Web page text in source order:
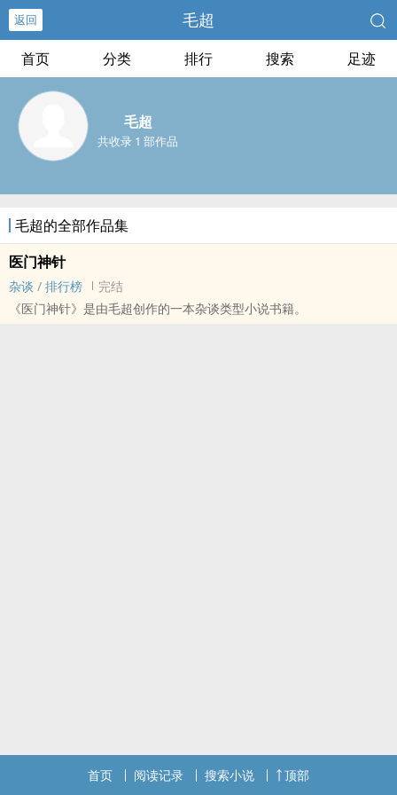
返回 毛超
首页 分类 排行 搜索 足迹
毛超
共收录 1 部作品
毛超的全部作品集
医门神针
杂谈 / 排行榜
完结
《医门神针》是由毛超创作的一本杂谈类型小说书籍。
首页 阅读记录 搜索小说 顶部